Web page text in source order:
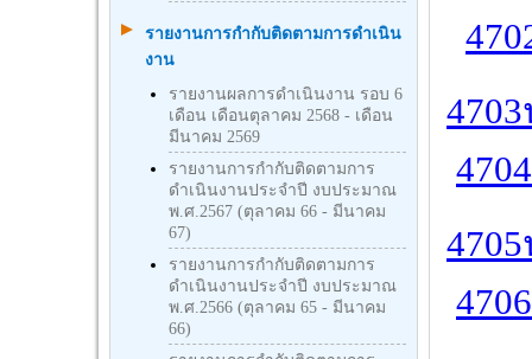
รายงานการกำกับติดตามการดำเนิน
งาน
รายงานผลการดำเนินงาน รอบ 6
เดือน เดือนตุลาคม 2568 - เดือน
มีนาคม 2569
รายงานการกำกับติดตามการ
ดำเนินงานประจำปี งบประมาณ
พ.ศ.2567 (ตุลาคม 66 - มีนาคม
67)
รายงานการกำกับติดตามการ
ดำเนินงานประจำปี งบประมาณ
พ.ศ.2566 (ตุลาคม 65 - มีนาคม
66)